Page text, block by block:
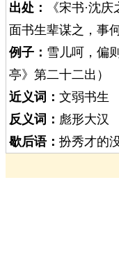
出处：
《宋书·沈
面书生辈谋之，事
例子： 雪儿呵，偏
亭》第二十二出）
近义词： 文弱书生
反义词： 彪形大汉
歇后语： 扮秀才的